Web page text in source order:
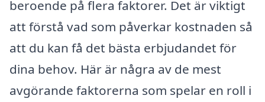
beroende på flera faktorer. Det är viktigt
att förstå vad som påverkar kostnaden så
att du kan få det bästa erbjudandet för
dina behov. Här är några av de mest
avgörande faktorerna som spelar en roll i